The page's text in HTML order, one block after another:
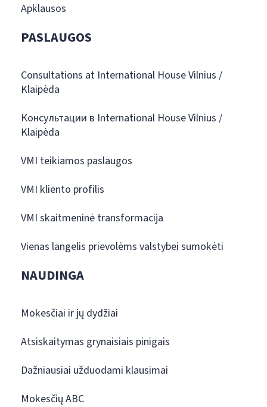
Apklausos
PASLAUGOS
Consultations at International House Vilnius /
Klaipėda
Консультации в International House Vilnius /
Klaipėda
VMI teikiamos paslaugos
VMI kliento profilis
VMI skaitmeninė transformacija
Vienas langelis prievolėms valstybei sumokėti
NAUDINGA
Mokesčiai ir jų dydžiai
Atsiskaitymas grynaisiais pinigais
Dažniausiai užduodami klausimai
Mokesčių ABC